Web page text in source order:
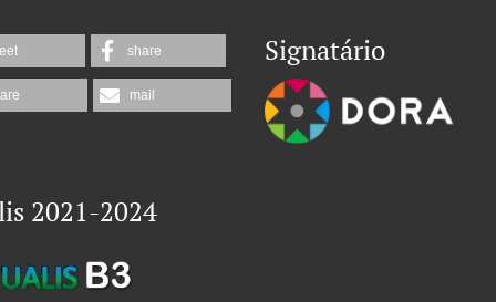
share
mail
Signatário
2021-2024